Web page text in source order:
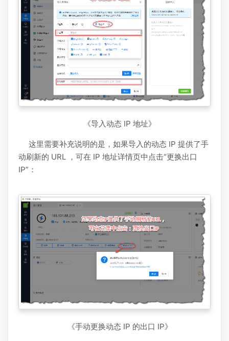
《导入动态 IP 地址》
这里需要补充说明的是，如果导入的动态 IP 提供了手
动刷新的 URL ，可在 IP 地址详情页中点击“更换出口
IP”：
《手动更换动态 IP 的出口 IP》